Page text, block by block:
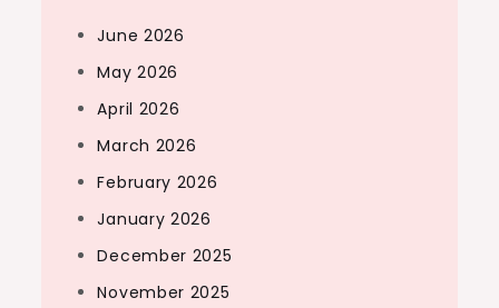
June 2026
May 2026
April 2026
March 2026
February 2026
January 2026
December 2025
November 2025